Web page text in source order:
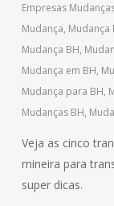
Empresas
Mudança, Mudança
Mudança BH,
Mudança em BH,
Mudança para BH,
Mudanças BH,
Veja as cinco
mineira para
super dicas.